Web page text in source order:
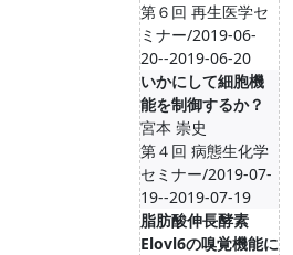
第６回 再生医学セ
ミナー/2019-06-
20--2019-06-20
いかにして細胞機
能を制御するか？
宮本 崇史
第４回 病態生化学
セミナー/2019-07-
19--2019-07-19
脂肪酸伸長酵素
Elovl6の嗅覚機能に